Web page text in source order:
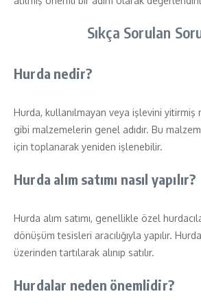
Sıkça Sorulan
Hurda nedir?
Hurda, kullanılmayan veya işlevini yitirmiş
gibi malzemelerin genel adıdır. Bu
için toplanarak yeniden işlenebilir.
Hurda alım satımı nasıl yapılır?
Hurda alım satımı, genellikle özel
dönüşüm tesisleri aracılığıyla yapılır.
üzerinden tartılarak alınıp satılır.
Hurdalar neden önemlidir?